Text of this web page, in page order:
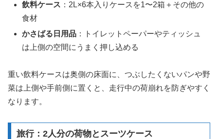
飲料ケース ：2L×6本入りケースを1〜2箱＋その他の
食材
かさばる日用品 ：トイレットペーパーやティッシュ
は上側の空間にうまく押し込める
重い飲料ケースは奥側の床面に、つぶしたくないパンや野
菜は上側や手前側に置くと、走行中の荷崩れを防ぎやすく
なります。
旅行：2人分の荷物とスーツケース